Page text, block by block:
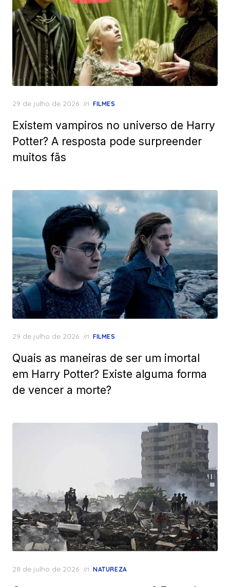
Posted
29 de julho de 2026 in FILMES
Existem vampiros no universo de Harry
Potter? A resposta pode surpreender
muitos fãs
Posted
29 de julho de 2026 in FILMES
Quais as maneiras de ser um imortal
em Harry Potter? Existe alguma forma
de vencer a morte?
Posted
28 de julho de 2026 in NATUREZA